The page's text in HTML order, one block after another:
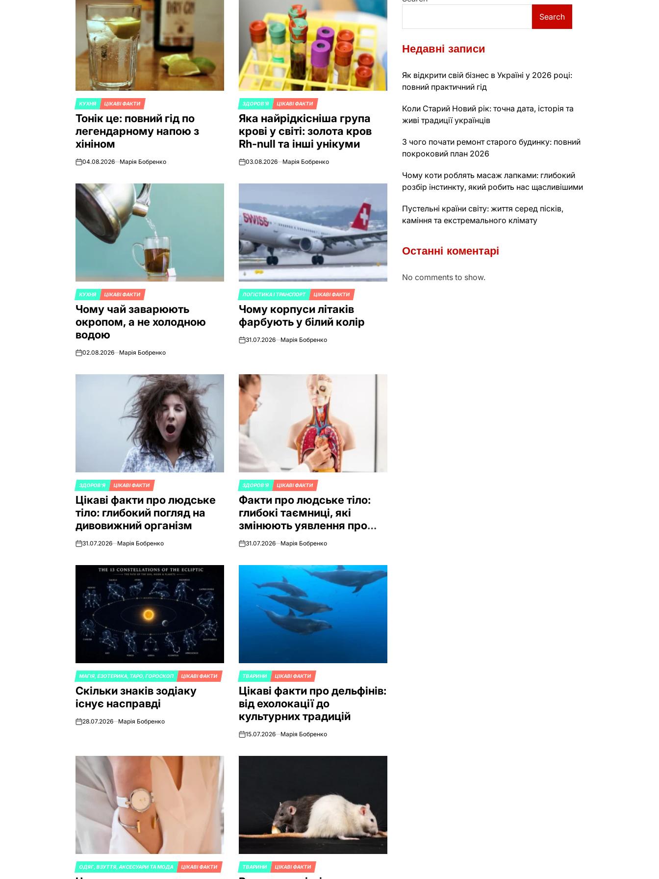
POSTED
IN
КУХНЯ ЦІКАВІ ФАКТИ
Тонік це: повний гід по
легендарному напою з
хініном
on04.08.2026 Марія Бобренко
POSTED
IN
ЗДОРОВ'Я ЦІКАВІ ФАКТИ
Яка найрідкісніша група
крові у світі: золота кров
Rh-null та інші унікуми
on03.08.2026 Марія Бобренко
POSTED
IN
КУХНЯ ЦІКАВІ ФАКТИ
Чому чай заварюють
окропом, а не холодною
водою
on02.08.2026 Марія Бобренко
POSTED
IN
ЛОГІСТИКА І ТРАНСПОРТ ЦІКАВІ ФАКТИ
Чому корпуси літаків
фарбують у білий колір
on31.07.2026 Марія Бобренко
POSTED
IN
ЗДОРОВ'Я ЦІКАВІ ФАКТИ
Цікаві факти про людське
тіло: глибокий погляд на
дивовижний організм
on31.07.2026 Марія Бобренко
POSTED
IN
ЗДОРОВ'Я ЦІКАВІ ФАКТИ
Факти про людське тіло:
глибокі таємниці, які
змінюють уявлення про
себе
on31.07.2026 Марія Бобренко
POSTED
IN
МАГІЯ, ЕЗОТЕРИКА, ТАРО, ГОРОСКОП ЦІКАВІ ФАКТИ
Скільки знаків зодіаку
існує насправді
on28.07.2026 Марія Бобренко
POSTED
IN
ТВАРИНИ ЦІКАВІ ФАКТИ
Цікаві факти про дельфінів:
від ехолокації до
культурних традицій
on15.07.2026 Марія Бобренко
POSTED
ОДЯГ, ВЗУТТЯ, АКСЕСУАРИ ТА МОДА ЦІКАВІ ФАКТИ
POSTED
ТВАРИНИ ЦІКАВІ ФАКТИ
Search
Недавні записи
Як відкрити свій бізнес в Україні у 2026 році:
повний практичний гід
Коли Старий Новий рік: точна дата, історія та
живі традиції українців
З чого почати ремонт старого будинку: повний
покроковий план 2026
Чому коти роблять масаж лапками: глибокий
розбір інстинкту, який робить нас щасливішими
Пустельні країни світу: життя серед пісків,
каміння та екстремального клімату
Останні коментарі
No comments to show.